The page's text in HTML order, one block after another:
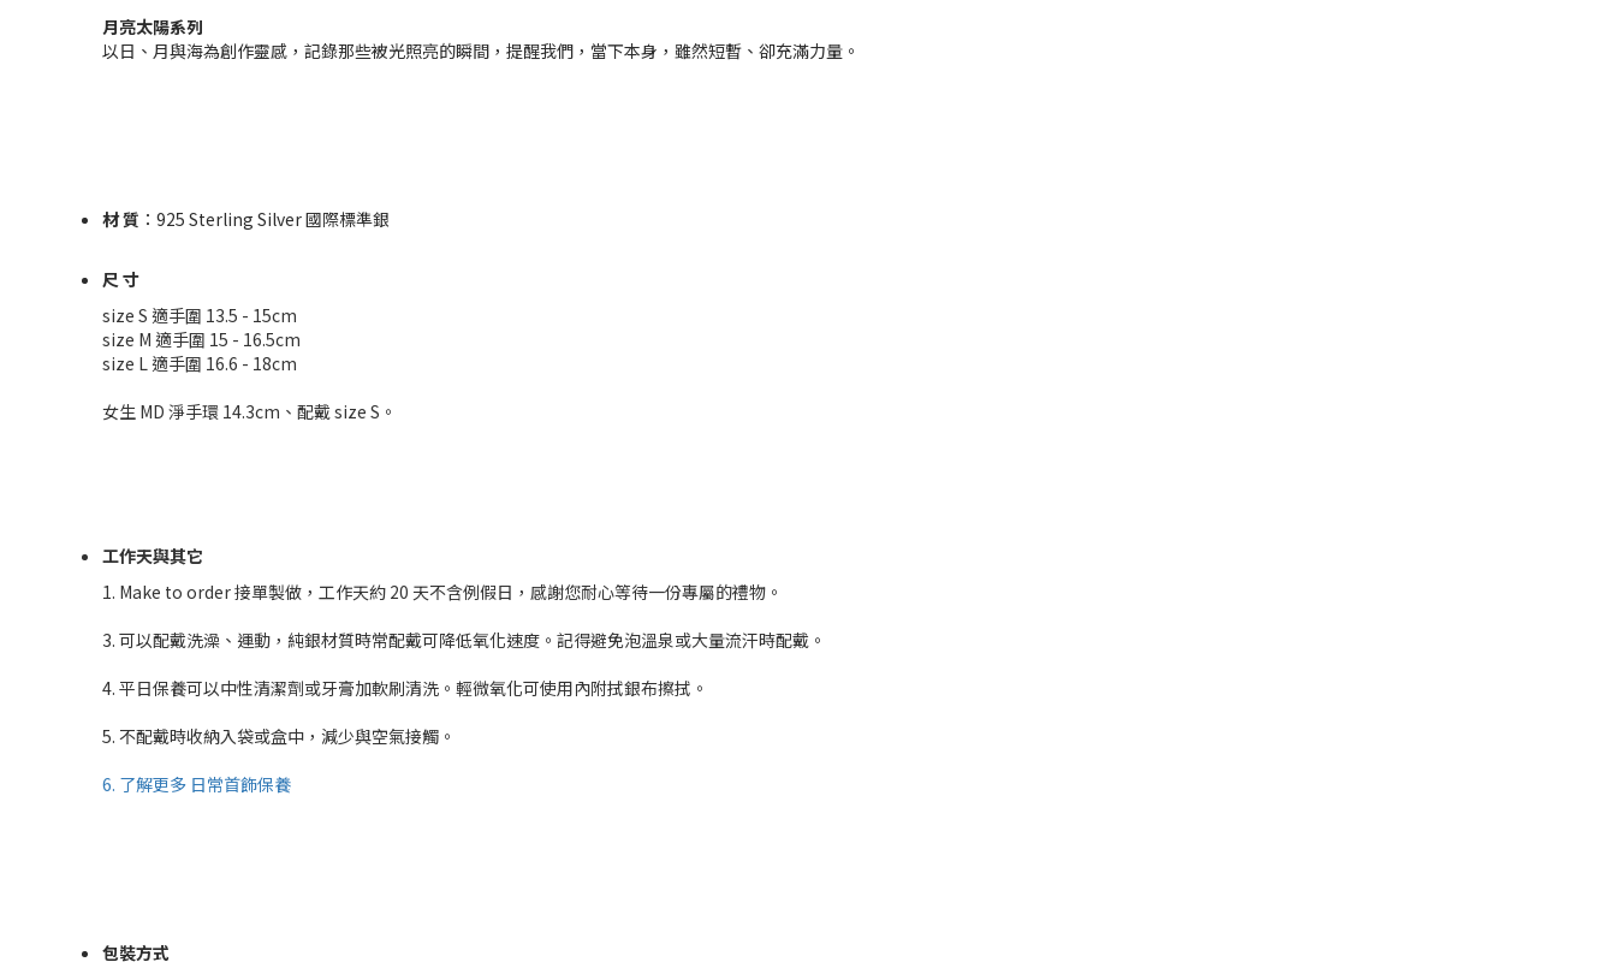
月亮太陽系列
以日、月與海為創作靈感，記錄那些被光照亮的瞬間，提醒我們，當下本身，雖然短暫、卻充滿力量。
材 質 ：925 Sterling Silver 國際標準銀
尺 寸
size S 適手圍 13.5 - 15cm
size M 適手圍 15 - 16.5cm
size L 適手圍 16.6 - 18cm
女生 MD 淨手環 14.3cm、配戴 size S。
工作天與其它
1. Make to order 接單製做，工作天約 20 天不含例假日，感謝您耐心等待一份專屬的禮物。
3. 可以配戴洗澡、運動，純銀材質時常配戴可降低氧化速度。記得避免泡溫泉或大量流汗時配戴。
4. 平日保養可以中性清潔劑或牙膏加軟刷清洗。輕微氧化可使用內附拭銀布擦拭。
5. 不配戴時收納入袋或盒中，減少與空氣接觸。
6. 了解更多 日常首飾保養
包裝方式